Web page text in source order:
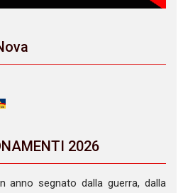
2026
anno segnato dalla guerra, dalla